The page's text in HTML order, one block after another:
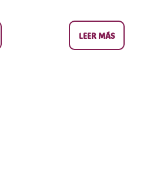
LEER MÁS